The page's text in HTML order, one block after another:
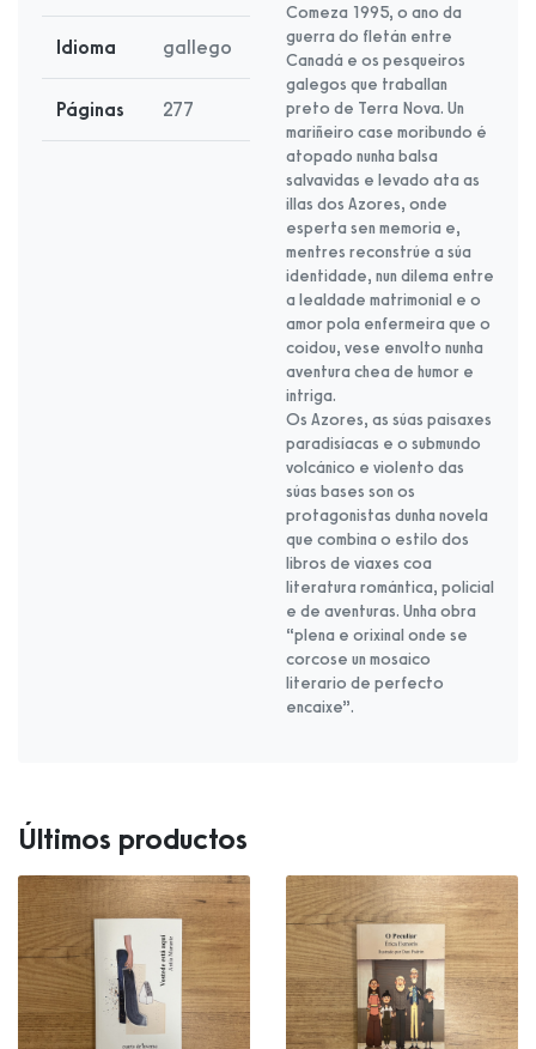
Idioma gallego
Páginas 277
Comeza 1995, o ano da
guerra do fletán entre
Canadá e os pesqueiros
galegos que traballan
preto de Terra Nova. Un
mariñeiro case moribundo é
atopado nunha balsa
salvavidas e levado ata as
illas dos Azores, onde
esperta sen memoria e,
mentres reconstrúe a súa
identidade, nun dilema entre
a lealdade matrimonial e o
amor pola enfermeira que o
coidou, vese envolto nunha
aventura chea de humor e
intriga.
Os Azores, as súas paisaxes
paradisíacas e o submundo
volcánico e violento das
súas bases son os
protagonistas dunha novela
que combina o estilo dos
libros de viaxes coa
literatura romántica, policial
e de aventuras. Unha obra
“plena e orixinal onde se
corcose un mosaico
literario de perfecto
encaixe”.
Últimos productos